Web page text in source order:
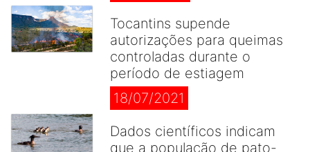
Tocantins supende
autorizações para queimas
controladas durante o
período de estiagem
18/07/2021
Dados científicos indicam
que a população de pato-